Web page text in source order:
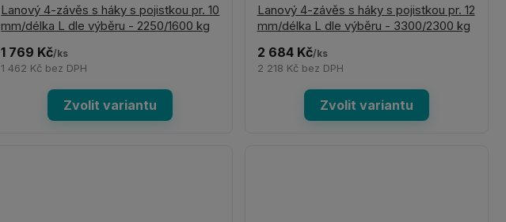
Lanový 4-závěs s háky s pojistkou pr. 10
mm/délka L dle výběru - 2250/1600 kg
1 769 Kč/ks
1 462 Kč bez DPH
Zvolit variantu
Lanový 4-závěs s háky s pojistkou pr. 12
mm/délka L dle výběru - 3300/2300 kg
2 684 Kč/ks
2 218 Kč bez DPH
Zvolit variantu